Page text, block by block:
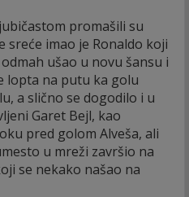
promašili su
imao je Ronaldo koji
ušao u novu šansu i
lopta na putu ka golu
a slično se dogodilo i u
Garet Bejl, kao
pred golom Alveša, ali
u mreži završio na
se nekako našao na